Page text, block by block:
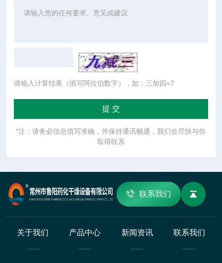
请输入计算结果（填写阿拉伯数字），如：三加四=7
"注：请务必信息填写准确，并保持通讯畅通，我们会尽快与你
取得联系
联系我们
关于我们 产品中心 新闻资讯 联系我们